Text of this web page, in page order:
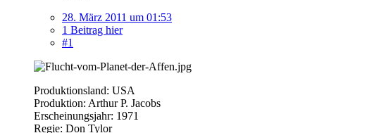
28. März 2011 um 01:53
1 Beitrag hier
#1
Produktionsland: USA
Produktion: Arthur P. Jacobs
Erscheinungsjahr: 1971
Regie: Don Tylor